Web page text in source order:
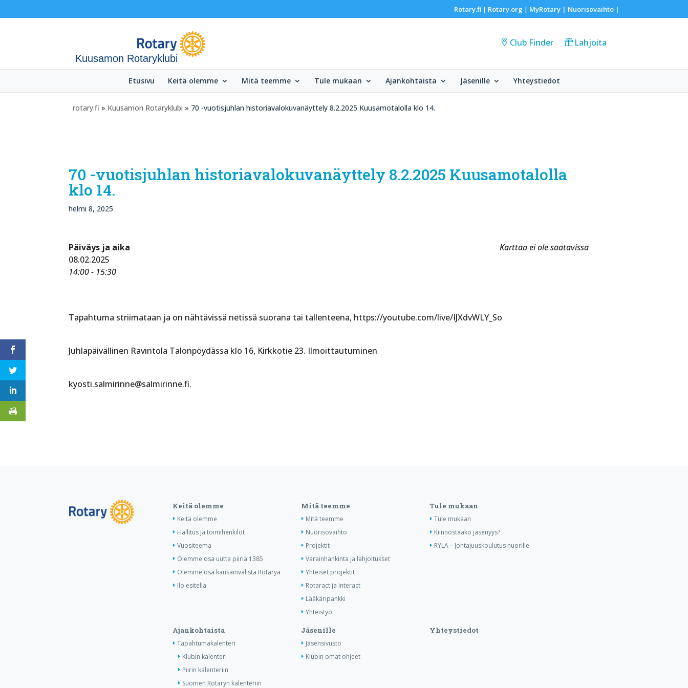
Rotary.fi| Rotary.org | MyRotary | Nuorisovaihto|
Kuusamon Rotaryklubi
Club Finder Lahjoita
Etusivu Keitä olemme Mitä teemme Tule mukaan Ajankohtaista Jäsenille Yhteystiedot
rotary.fi » Kuusamon Rotaryklubi » 70 -vuotisjuhlan historiavalokuvanäyttely 8.2.2025 Kuusamotalolla klo 14.
70 -vuotisjuhlan historiavalokuvanäyttely 8.2.2025 Kuusamotalolla
klo 14.
helmi 8, 2025
Karttaa ei ole saatavissa
Päiväys ja aika
08.02.2025
14:00 - 15:30
Tapahtuma striimataan ja on nähtävissä netissä suorana tai tallenteena, https://youtube.com/live/IJXdvWLY_So
Juhlapäivällinen Ravintola Talonpöydässa klo 16, Kirkkotie 23. Ilmoittautuminen
kyosti.salmirinne@salmirinne.fi.
Keitä olemme
Keitä olemme
Hallitus ja toimihenkilöt
Vuositeema
Olemme osa uutta piiriä 1385
Olemme osa kansainvälistä Rotarya
Ilo esitellä
Mitä teemme
Mitä teemme
Nuorisovaihto
Projektit
Varainhankinta ja lahjoitukset
Yhteiset projektit
Rotaract ja Interact
Lääkäripankki
Yhteistyö
Tule mukaan
Tule mukaan
Kiinnostaako jäsenyys?
RYLA – Johtajuuskoulutus nuorille
Ajankohtaista
Tapahtumakalenteri
Klubin kalenteri
Piirin kalenteriin
Suomen Rotaryn kalenteriin
Jäsenille
Jäsensivusto
Klubin omat ohjeet
Yhteystiedot